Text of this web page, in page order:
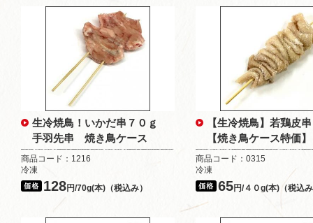
生冷焼鳥！いかだ串７０ｇ
手羽先串 焼き鳥ケース
商品コード：1216
冷凍
128円/70g(本)（税込み）
【生冷焼鳥】若鶏皮
【焼き鳥ケース特価】
商品コード：0315
冷凍
65円/４０g(本)（税込